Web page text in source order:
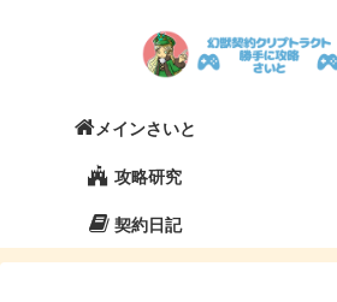
メインさいと
攻略研究
契約日記